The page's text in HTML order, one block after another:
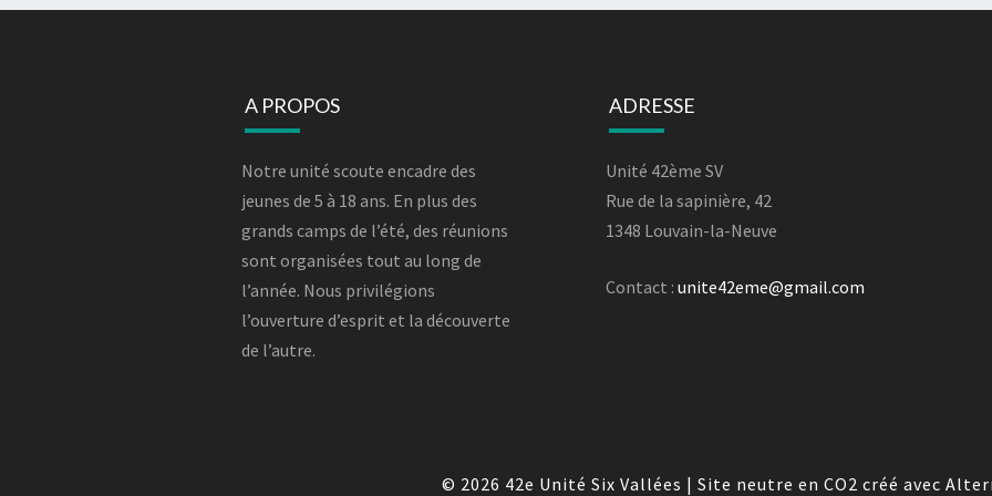
A PROPOS
Notre unité scoute encadre des
jeunes de 5 à 18 ans. En plus des
grands camps de l’été, des réunions
sont organisées tout au long de
l’année. Nous privilégions
l’ouverture d’esprit et la découverte
de l’autre.
ADRESSE
Unité 42ème SV
Rue de la sapinière, 42
1348 Louvain-la-Neuve
Contact : unite42eme@gmail.com
© 2026 42e Unité Six Vallées | Site neutre en CO2 créé avec